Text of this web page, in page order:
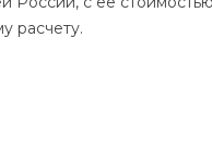
расчету.